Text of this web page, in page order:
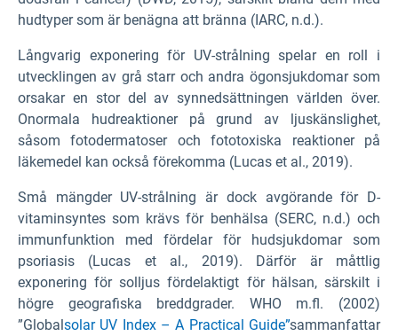
hudtyper som är benägna att bränna (IARC, n.d.).
Långvarig exponering för UV-strålning spelar en roll i
utvecklingen av grå starr och andra ögonsjukdomar som
orsakar en stor del av synnedsättningen världen över.
Onormala hudreaktioner på grund av ljuskänslighet,
såsom fotodermatoser och fototoxiska reaktioner på
läkemedel kan också förekomma (Lucas et al., 2019).
Små mängder UV-strålning är dock avgörande för D-
vitaminsyntes som krävs för benhälsa (SERC, n.d.) och
immunfunktion med fördelar för hudsjukdomar som
psoriasis (Lucas et al., 2019). Därför är måttlig
exponering för solljus fördelaktigt för hälsan, särskilt i
högre geografiska breddgrader. WHO m.fl. (2002)
”Globalsolar UV Index – A Practical Guide”sammanfattar